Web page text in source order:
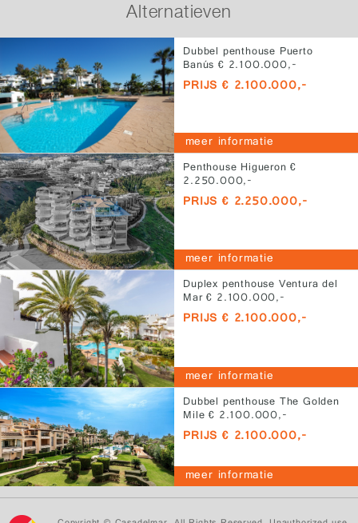
Alternatieven
Dubbel penthouse Puerto
Banús € 2.100.000,-
PRIJS € 2.100.000,-
meer informatie
Penthouse Higueron €
2.250.000,-
PRIJS € 2.250.000,-
meer informatie
Duplex penthouse Ventura del
Mar € 2.100.000,-
PRIJS € 2.100.000,-
meer informatie
Dubbel penthouse The Golden
Mile € 2.100.000,-
PRIJS € 2.100.000,-
meer informatie